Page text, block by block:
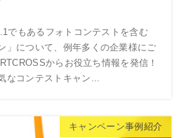
でもあるフォトコンテストを含む
」について、例年多くの企業様にご
からお役立ち情報を発信！
なコンテストキャン...
キャンペーン事例紹介